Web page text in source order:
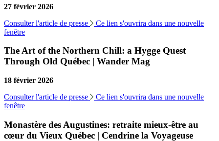
27 février 2026
Consulter l'article de presse
Ce lien s'ouvrira dans une nouvelle
fenêtre
The Art of the Northern Chill: a Hygge Quest
Through Old Québec | Wander Mag
18 février 2026
Consulter l'article de presse
Ce lien s'ouvrira dans une nouvelle
fenêtre
Monastère des Augustines: retraite mieux-être au
cœur du Vieux Québec | Cendrine la Voyageuse